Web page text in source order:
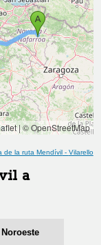
|© OpenStreetMap
de la ruta Mendívil- Vilarello
a